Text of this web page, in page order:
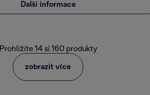
Další informace
Prohlížíte 14 si 160 produkty
zobrazit více